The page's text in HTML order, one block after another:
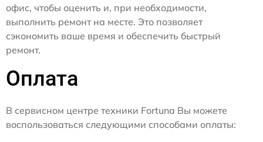
офис, чтобы оценить и, при необходимости,
выполнить ремонт на месте. Это позволяет
сэкономить ваше время и обеспечить быстрый
ремонт.
Оплата
В сервисном центре техники Fortuna Вы можете
воспользоваться следующими способами оплаты: